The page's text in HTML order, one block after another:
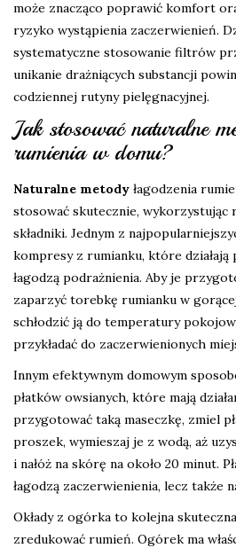
może znacząco poprawić komfort
ryzyko wystąpienia zaczerwienień.
systematyczne stosowanie filtrów
unikanie drażniących substancji
codziennej rutyny pielęgnacyjnej.
Jak stosować naturalne
rumienia w domu?
Naturalne metody łagodzenia
stosować skutecznie,
składniki. Jednym z
kompresy z rumianku, które działają
łagodzą podrażnienia. Aby je
zaparzyć torebkę rumianku w
schłodzić ją do temperatury
przykładać do zaczerwienionych
Innym efektywnym domowym
płatków owsianych, które mają
przygotować taką maseczkę, zmiel
proszek, wymieszaj je z wodą, aż
i nałóż na skórę na około 20 minut.
łagodzą zaczerwienienia, lecz także
Okłady z ogórka to kolejna
zredukować rumień. Ogórek ma